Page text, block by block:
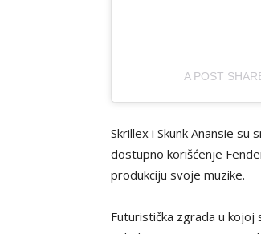
A POST
Skrillex i Skunk Anansie
dostupno korišćenje
produkciju svoje muzike.
Futuristička zgrada u